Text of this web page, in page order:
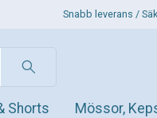
Snabb leverans /
Shorts
Mössor,